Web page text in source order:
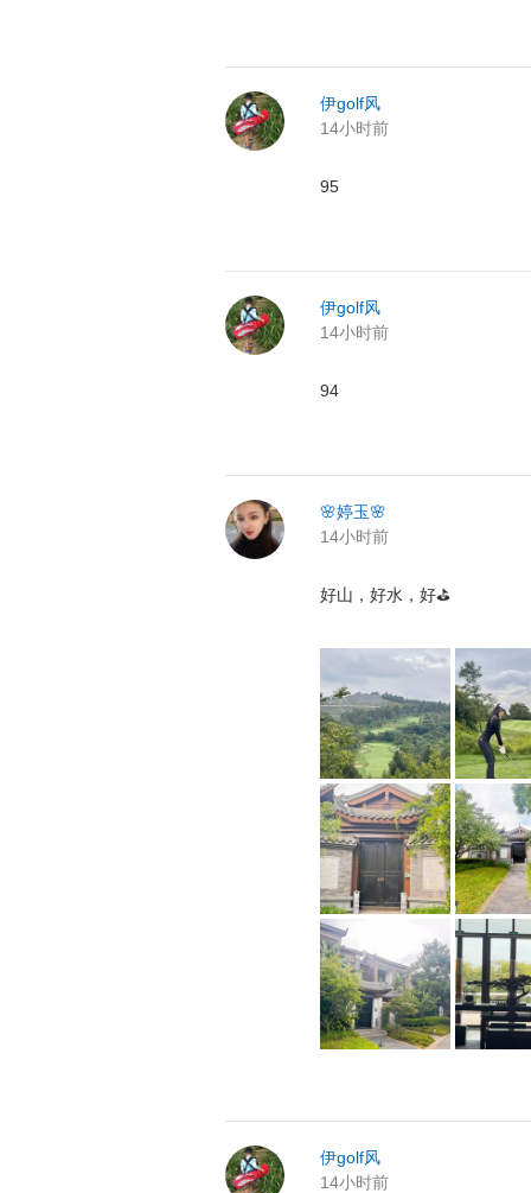
伊golf风
14小时前
95
伊golf风
14小时前
94
🌸婷玉🌸
14小时前
好山，好水，好⛳️
伊golf风
14小时前